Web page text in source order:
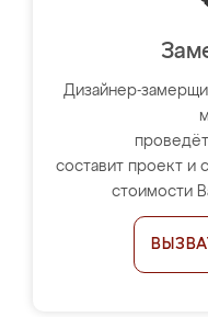
Дизайнер-
составит проект и
стоимости